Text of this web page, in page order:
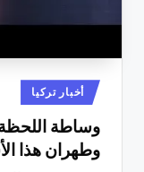
نُشر
في
أخبار تركيا
وساطة
وطهران هذا